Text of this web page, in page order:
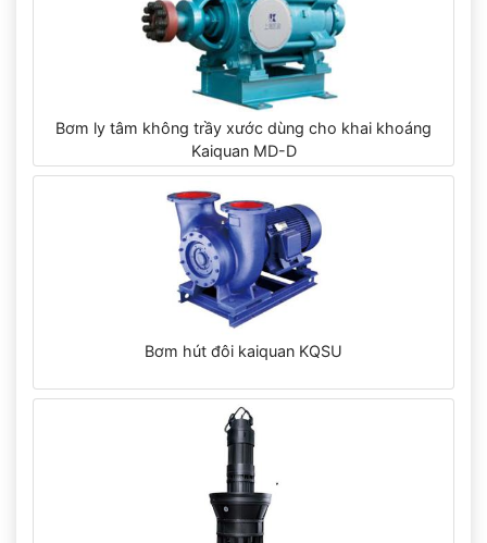
Bơm ly tâm không trầy xước dùng cho khai khoáng
Kaiquan MD-D
Bơm hút đôi kaiquan KQSU